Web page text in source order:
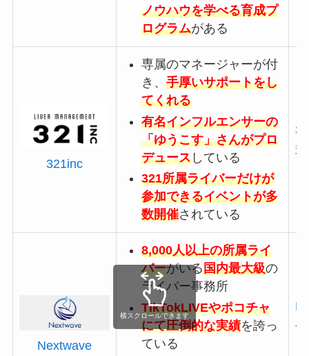
ノウハウを学べる育成プ
ログラムがある
321inc
専属のマネージャーが付
き、 手厚いサポートをし
てくれる
有名インフルエンサーの
「ゆうこす」さんがプロ
デュースしている
321所属ライバーだけが
参加できるイベントが多
数開催されている
Nextwave
8,000人以上の所属ライ
バーがいる国内最大級の
ライバー事務所
TikTokLIVEやポコチャ
にて圧倒的な実績を誇っ
ている
横スクロールできます